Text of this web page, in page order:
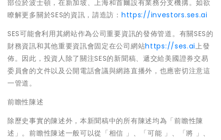
部位於波士頓，在新加坡、上海和首爾設有業務分支機搆。如欲
瞭解更多關於SES的資訊，請造訪： https://investors.ses.ai
SES可能會利用其網站作為公司重要資訊的發佈管道。有關SES的
財務資訊和其他重要資訊會固定在公司網站https://ses.ai上發
佈。因此，投資人除了關注SES的新聞稿、遞交給美國證券交易
委員會的文件以及公開電話會議與網路直播外，也應密切注意這
一管道。
前瞻性陳述
除歷史事實的陳述外，本新聞稿中的所有陳述均為「前瞻性陳
述」。前瞻性陳述一般可以從「相信 」、「可能 」、「將 」、